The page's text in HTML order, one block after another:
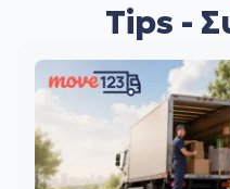
Tips -